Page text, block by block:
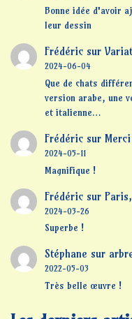
Bonne idée d'avoir
leur dessin
Frédéricsur
2024-06-04
Que de chats
version arabe, une
et italienne…
Frédéricsur
2024-05-11
Magnifique !
Frédéricsur
2024-03-26
Superbe !
Stéphane sur
2022-05-03
Très belle œuvre !